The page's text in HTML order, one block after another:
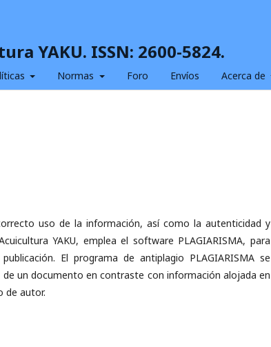
YAKU. ISSN: 2600-5824.
Normas Foro Envíos Acerca de
uso de la información, así como la autenticidad y
YAKU, emplea el software PLAGIARISMA, para
El programa de antiplagio PLAGIARISMA se
un documento en contraste con información alojada en
de autor.